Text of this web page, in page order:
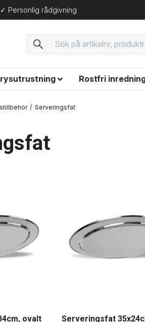
Personlig rådgivning
Rostfri
Serveringsfat
ovalt Serveringsfat